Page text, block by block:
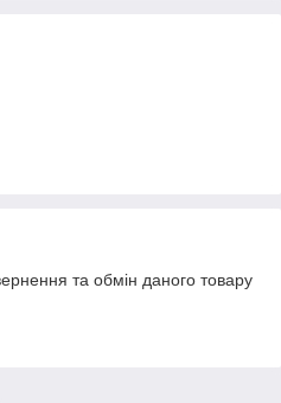
та обмін даного товару